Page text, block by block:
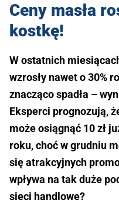
Ceny masła
kostkę!
W ostatnich
wzrosły nawet o 30%
znacząco spadła –
Eksperci prognozują,
może osiągnąć 10 zł
roku, choć w grudniu
się atrakcyjnych
wpływa na tak duże
sieci handlowe?